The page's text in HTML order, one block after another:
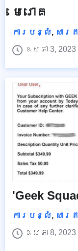
មេរោគ
ការបន្លំ, សារ
ឧសភា 3, 2023
'Geek
ការបន្លំ, សារ
ឧសភា 8, 2023